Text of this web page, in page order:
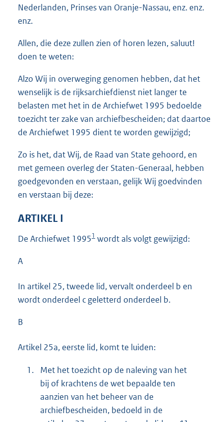
t
6
Nederlanden, Prinses van Oranje-Nassau, enz. enz.
enz.
Allen, die deze zullen zien of horen lezen, saluut!
doen te weten:
Alzo Wij in overweging genomen hebben, dat het
wenselijk is de rijksarchiefdienst niet langer te
belasten met het in de Archiefwet 1995 bedoelde
toezicht ter zake van archiefbescheiden; dat daartoe
de Archiefwet 1995 dient te worden gewijzigd;
Zo is het, dat Wij, de Raad van State gehoord, en
met gemeen overleg der Staten-Generaal, hebben
goedgevonden en verstaan, gelijk Wij goedvinden
en verstaan bij deze:
ARTIKEL I
De Archiefwet 19951 wordt als volgt gewijzigd:
A
In artikel 25, tweede lid, vervalt onderdeel b en
wordt onderdeel c geletterd onderdeel b.
B
Artikel 25a, eerste lid, komt te luiden:
1.
Met het toezicht op de naleving van het
bij of krachtens de wet bepaalde ten
aanzien van het beheer van de
archiefbescheiden, bedoeld in de